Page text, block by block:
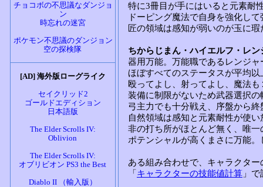
チョコボの不思議なダンジョ
ン
時忘れの迷宮
ポケモン不思議のダンジョン
空の探検隊
[AD] 海外版ローグライク
セイクリッド2
ゴールドエディション
日本語版
The Elder Scrolls IV:
Oblivion
The Elder Scrolls IV:
オブリビオン PS3 the Best
Diablo II （輸入版）